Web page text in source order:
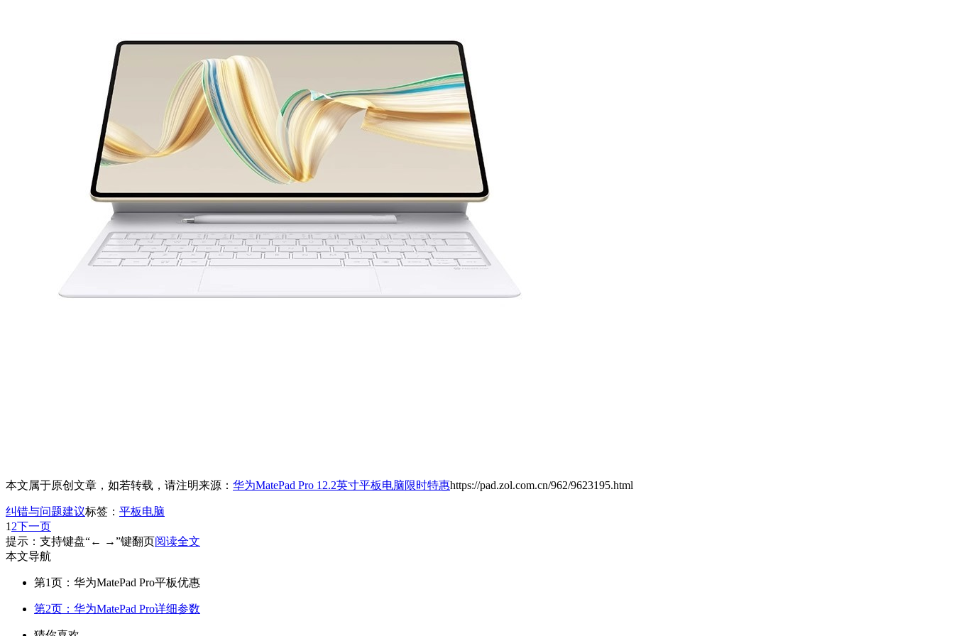
本文属于原创文章，如若转载，请注明来源： 华为MatePad Pro 12.2英寸平板电脑限时特惠https://pad.zol.com.cn/962/9623195.html
纠错与问题建议标签： 平板电脑
1 2下一页
提示：支持键盘“← →”键翻页阅读全文
本文导航
第1页：华为MatePad Pro平板优惠
第2页：华为MatePad Pro详细参数